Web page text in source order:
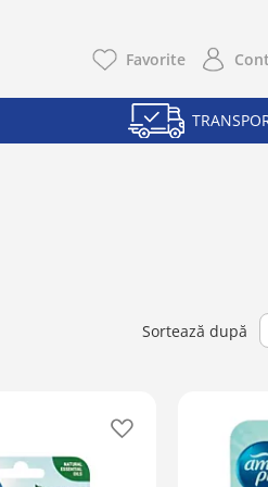
Favorite
Sortează după